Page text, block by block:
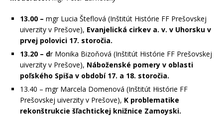
13.00 – mgr Lucia Šteflová (Inštitút Histórie FF Prešovskej
uiverzity v Prešove), Evanjelická cirkev a. v. v Uhorsku v
prvej polovici 17. storočia.
13.20 – dr Monika Bizoňová (Inštitút Histórie FF Prešovskej
uiverzity v Prešove), Náboženské pomery v oblasti
poľského Spiša v období 17. a 18. storočia.
13.40 – mgr Marcela Domenová (Inštitút Histórie FF
Prešovskej uiverzity v Prešove), K problematike
rekonštrukcie šľachtickej knižnice Zamoyski.